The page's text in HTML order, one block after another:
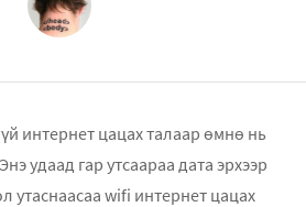
интернет цацах талаар өмнө нь
удаад гар утсаараа дата эрхээр
утаснаасаа wifi интернет цацах